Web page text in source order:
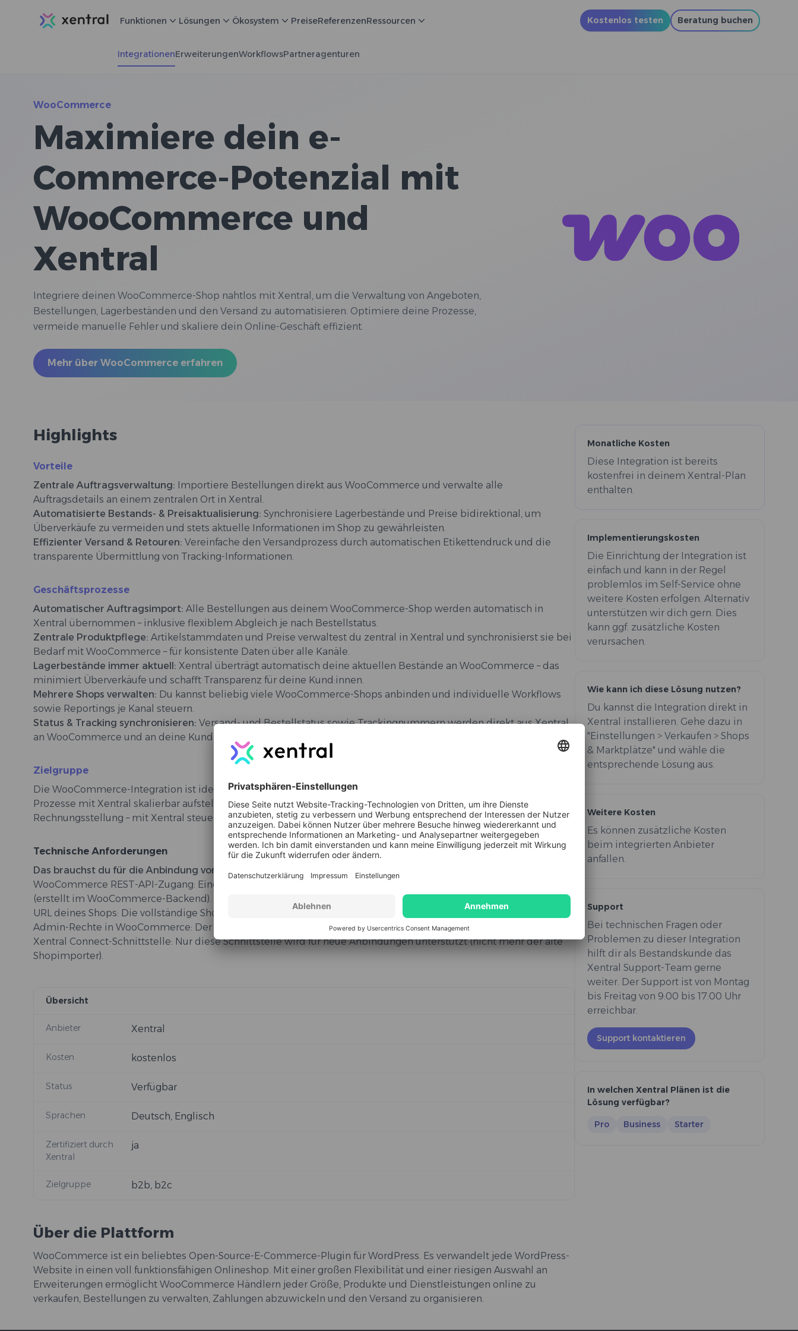
Xentral Funktionen Lösungen Ökosystem PreiseReferenzenRessourcen Kostenlos testen Beratung buchen
IntegrationenErweiterungenWorkflowsPartneragenturen
WooCommerce
Maximiere dein e-
Commerce-Potenzial mit
WooCommerce und
Xentral
Integriere deinen WooCommerce-Shop nahtlos mit Xentral, um die Verwaltung von Angeboten,
Bestellungen, Lagerbeständen und den Versand zu automatisieren. Optimiere deine Prozesse,
vermeide manuelle Fehler und skaliere dein Online-Geschäft effizient.
Mehr über WooCommerce erfahren
Highlights
Vorteile
Zentrale Auftragsverwaltung: Importiere Bestellungen direkt aus WooCommerce und verwalte alle
Auftragsdetails an einem zentralen Ort in Xentral.
Automatisierte Bestands- & Preisaktualisierung: Synchronisiere Lagerbestände und Preise bidirektional, um
Überverkäufe zu vermeiden und stets aktuelle Informationen im Shop zu gewährleisten.
Effizienter Versand & Retouren: Vereinfache den Versandprozess durch automatischen Etikettendruck und die
transparente Übermittlung von Tracking-Informationen.
Geschäftsprozesse
Automatischer Auftragsimport: Alle Bestellungen aus deinem WooCommerce-Shop werden automatisch in
Xentral übernommen – inklusive flexiblem Abgleich je nach Bestellstatus.
Zentrale Produktpflege: Artikelstammdaten und Preise verwaltest du zentral in Xentral und synchronisierst sie bei
Bedarf mit WooCommerce – für konsistente Daten über alle Kanäle.
Lagerbestände immer aktuell: Xentral überträgt automatisch deine aktuellen Bestände an WooCommerce – das
minimiert Überverkäufe und schafft Transparenz für deine Kund:innen.
Mehrere Shops verwalten: Du kannst beliebig viele WooCommerce-Shops anbinden und individuelle Workflows
sowie Reportings je Kanal steuern.
Status & Tracking synchronisieren: Versand- und Bestellstatus sowie Trackingnummern werden direkt aus Xentral
an WooCommerce und an deine Kund:innen übermittelt.
Zielgruppe
Die WooCommerce-Integration ist ideal für Unternehmen, die ihren eigenen Onlineshop betreiben und ihre
Prozesse mit Xentral skalierbar aufstellen wollen. Egal ob Lagerverwaltung, Bestellabwicklung oder
Rechnungsstellung – mit Xentral steuerst du alles zentral an einem Ort.
Technische Anforderungen
Das brauchst du für die Anbindung von WooCommerce an Xentral:
WooCommerce REST-API-Zugang: Einen Consumer Key und ein Consumer Secret mit Lese- und Schreibrechten
(erstellt im WooCommerce-Backend).
URL deines Shops: Die vollständige Shop-URL (Frontend-URL), um die Verbindung herzustellen.
Admin-Rechte in WooCommerce: Der API-Schlüssel muss über einen Admin-Nutzer erstellt werden.
Xentral Connect-Schnittstelle: Nur diese Schnittstelle wird für neue Anbindungen unterstützt (nicht mehr der alte
Shopimporter).
Übersicht
Anbieter Xentral
Kosten kostenlos
Status Verfügbar
Sprachen Deutsch, Englisch
Zertifiziert durch
Xentral
ja
Zielgruppe b2b, b2c
Über die Plattform
WooCommerce ist ein beliebtes Open-Source-E-Commerce-Plugin für WordPress. Es verwandelt jede WordPress-
Website in einen voll funktionsfähigen Onlineshop. Mit einer großen Flexibilität und einer riesigen Auswahl an
Erweiterungen ermöglicht WooCommerce Händlern jeder Größe, Produkte und Dienstleistungen online zu
verkaufen, Bestellungen zu verwalten, Zahlungen abzuwickeln und den Versand zu organisieren.
Monatliche Kosten
Diese Integration ist bereits
kostenfrei in deinem Xentral-Plan
enthalten.
Implementierungskosten
Die Einrichtung der Integration ist
einfach und kann in der Regel
problemlos im Self-Service ohne
weitere Kosten erfolgen. Alternativ
unterstützen wir dich gern. Dies
kann ggf. zusätzliche Kosten
verursachen.
Wie kann ich diese Lösung nutzen?
Du kannst die Integration direkt in
Xentral installieren. Gehe dazu in
"Einstellungen > Verkaufen > Shops
& Marktplätze" und wähle die
entsprechende Lösung aus.
Weitere Kosten
Es können zusätzliche Kosten
beim integrierten Anbieter
anfallen.
Support
Bei technischen Fragen oder
Problemen zu dieser Integration
hilft dir als Bestandskunde das
Xentral Support-Team gerne
weiter. Der Support ist von Montag
bis Freitag von 9:00 bis 17:00 Uhr
erreichbar.
Support kontaktieren
In welchen Xentral Plänen ist die
Lösung verfügbar?
Pro Business Starter